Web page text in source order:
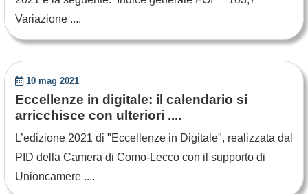
Variazione ....
10 mag 2021
Eccellenze in digitale: il calendario si
arricchisce con ulteriori ....
L’edizione 2021 di "Eccellenze in Digitale", realizzata dal
PID della Camera di Como-Lecco con il supporto di
Unioncamere ....